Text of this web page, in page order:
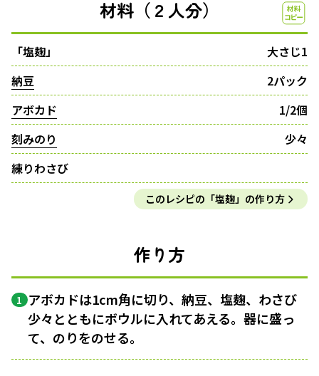
材料（２人分）
「塩麹」
大さじ1
納豆
2パック
アボカド
1/2個
刻みのり
少々
練りわさび
このレシピの「塩麹」の作り方
作り方
1 アボカドは1cm角に切り、納豆、塩麹、わさび
少々とともにボウルに入れてあえる。器に盛っ
て、のりをのせる。